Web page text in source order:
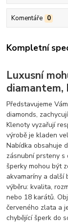
Komentáře 0
Kompletní
Luxusní
Představujeme
diamonds,
Klenoty vyzařují
výrobě je kladen
Nabídka obsahuje
zásnubní prsteny s
šperky mohou být
akvamaríny a další
výběru: kvalita,
nebo 18 karátů.
červeného zlata a
chybějící šperk do